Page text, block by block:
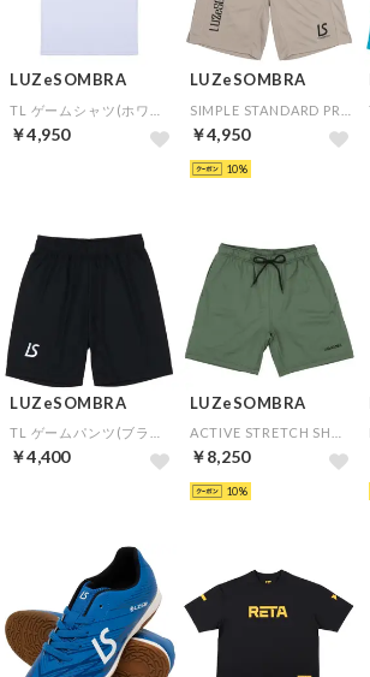
LUZeSOMBRA
￥4,950
LUZeSOMBRA
￥4,950
10
LUZeSOMBRA
￥4,400
LUZeSOMBRA
￥8,250
10